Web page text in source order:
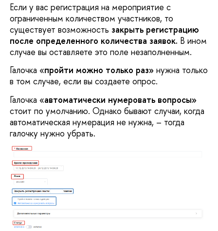
Если у вас регистрация на мероприятие с
ограниченным количеством участников, то
существует возможность закрыть регистрацию
после определенного количества заявок. В ином
случае вы оставляете это поле незаполненным.
Галочка «пройти можно только раз» нужна только
в том случае, если вы создаете опрос.
Галочка «автоматически нумеровать вопросы»
стоит по умолчанию. Однако бывают случаи, когда
автоматическая нумерация не нужна, – тогда
галочку нужно убрать.